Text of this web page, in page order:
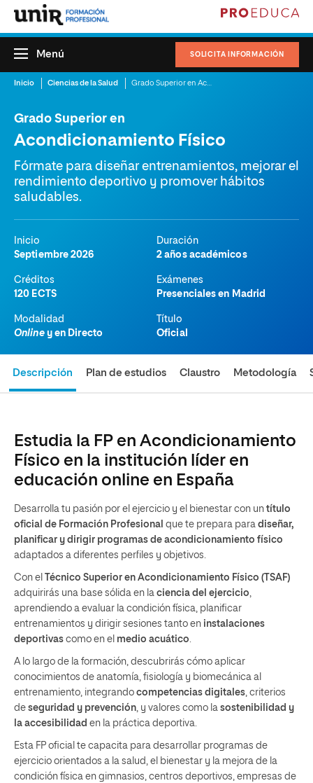
SOLICITA INFORMACIÓN
Menú
Inicio Ciencias de la Salud
Grado Superior en
Acondicionamiento Físico
Fórmate para diseñar entrenamientos, mejorar el
rendimiento deportivo y promover hábitos
saludables.
Inicio
Septiembre 2026
Duración
2 años académicos
Créditos
120 ECTS
Exámenes
Presenciales en Madrid
Modalidad
Onliney en Directo
Título
Oficial
Descripción Plan de estudios Claustro Metodología
Estudia la FP en Acondicionamiento
Físico en la institución líder en
educación online en España
Desarrolla tu pasión por el ejercicio y el bienestar con un título
oficial de Formación Profesional que te prepara para diseñar,
planificar y dirigir programas de acondicionamiento físico
adaptados a diferentes perfiles y objetivos.
Con el
Técnico Superior en Acondicionamiento Físico (TSAF)
adquirirás una base sólida en la ciencia del ejercicio,
aprendiendo a evaluar la condición física, planificar
entrenamientos y dirigir sesiones tanto en instalaciones
deportivas como en el medio acuático.
A lo largo de la formación, descubrirás cómo aplicar
conocimientos de anatomía, fisiología y biomecánica al
entrenamiento, integrando competencias digitales, criterios
de seguridad y prevención, y valores como la sostenibilidad y
la accesibilidad en la práctica deportiva.
Esta FP oficial te capacita para desarrollar programas de
ejercicio orientados a la salud, el bienestar y la mejora de la
condición física en gimnasios, centros deportivos, empresas de